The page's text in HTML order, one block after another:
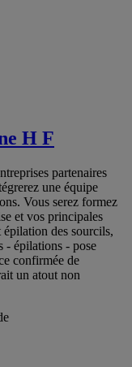
H F
partenaires
une équipe
Vous serez formez
et vos principales
des sourcils,
- épilations - pose
confirmée de
un atout non